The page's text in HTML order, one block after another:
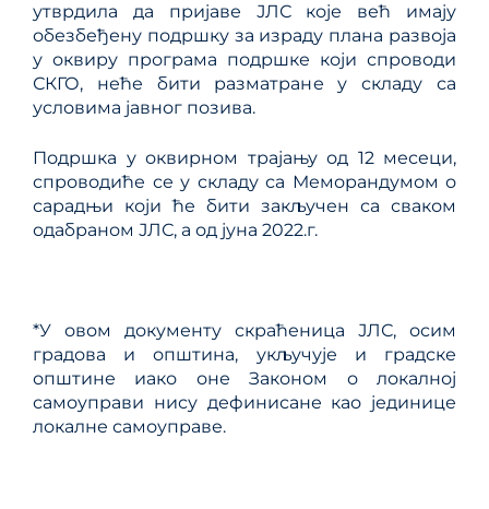
утврдила да пријаве ЈЛС које већ имају
обезбеђену подршку за израду плана развоја
у оквиру програма подршке који спроводи
СКГО, неће бити разматране у складу са
условима јавног позива.
Подршка у оквирном трајању од 12 месеци,
спроводиће се у складу са Меморандумом о
сарадњи који ће бити закључен са сваком
одабраном ЈЛС, а од јуна 2022.г.
*У овом документу скраћеница ЈЛС, осим
градова и општина, укључује и градске
општине иако оне Законом о локалној
самоуправи нису дефинисане као јединице
локалне самоуправе.